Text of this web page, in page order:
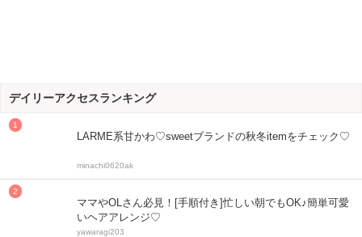
デイリーアクセスランキング
LARME系甘かわ♡sweetブランドの秋冬itemをチェック♡
minachi0620ak
ママやOLさん必見！[手順付き]忙しい朝でもOK♪簡単可愛
いヘアアレンジ♡
yawaragi203